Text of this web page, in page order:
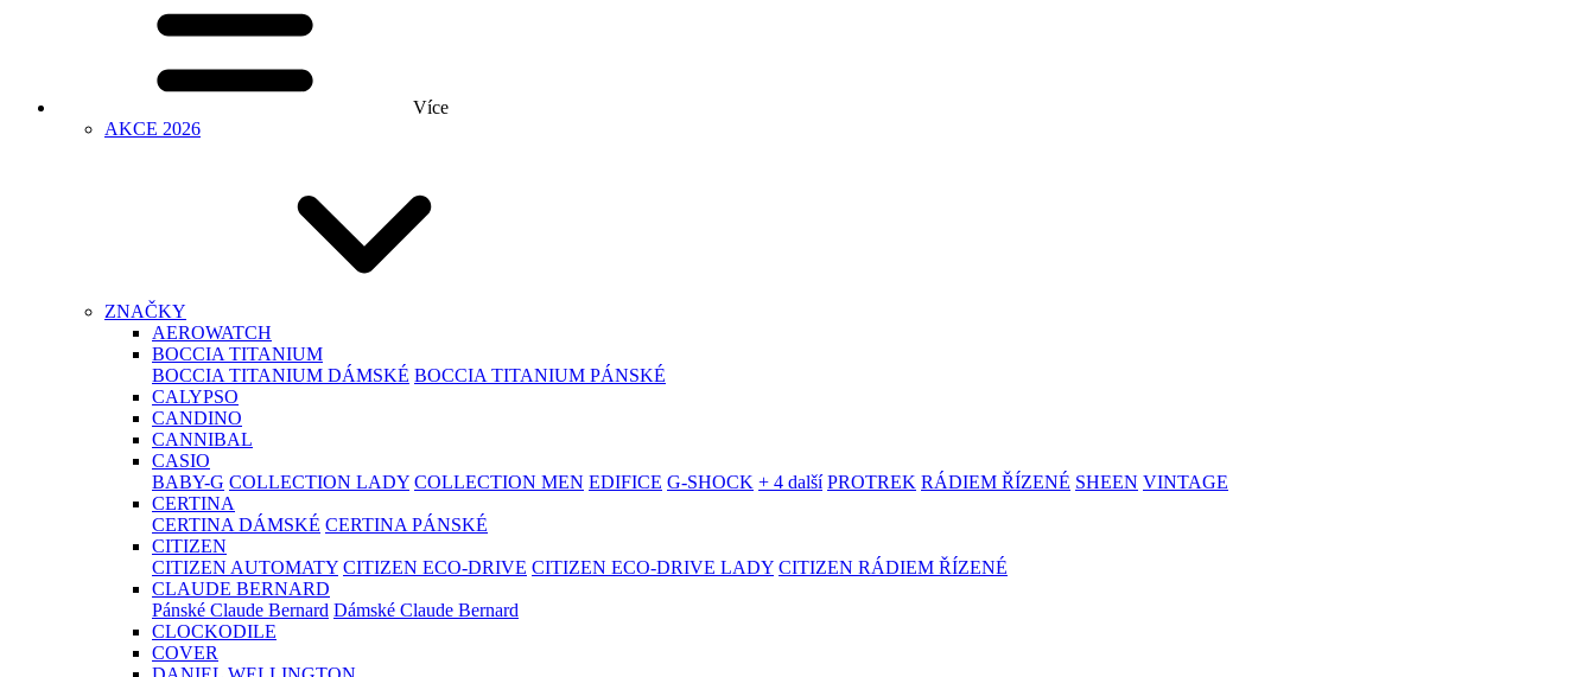
Více
AKCE 2026
ZNAČKY
AEROWATCH
BOCCIA TITANIUM
BOCCIA TITANIUM DÁMSKÉ BOCCIA TITANIUM PÁNSKÉ
CALYPSO
CANDINO
CANNIBAL
CASIO
BABY-G COLLECTION LADY COLLECTION MEN EDIFICE G-SHOCK + 4 další PROTREK RÁDIEM ŘÍZENÉ SHEEN VINTAGE
CERTINA
CERTINA DÁMSKÉ CERTINA PÁNSKÉ
CITIZEN
CITIZEN AUTOMATY CITIZEN ECO-DRIVE CITIZEN ECO-DRIVE LADY CITIZEN RÁDIEM ŘÍZENÉ
CLAUDE BERNARD
Pánské Claude Bernard Dámské Claude Bernard
CLOCKODILE
COVER